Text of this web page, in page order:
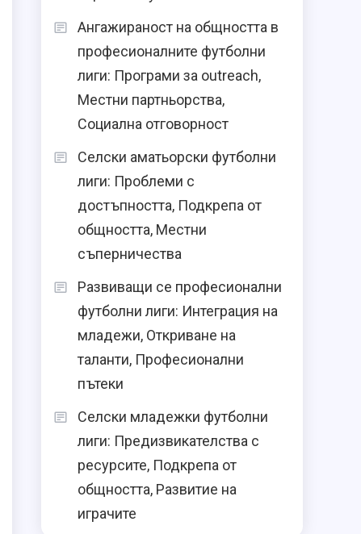
Ангажираност на общността в
професионалните футболни
лиги: Програми за outreach,
Местни партньорства,
Социална отговорност
Селски аматьорски футболни
лиги: Проблеми с
достъпността, Подкрепа от
общността, Местни
съперничества
Развиващи се професионални
футболни лиги: Интеграция на
младежи, Откриване на
таланти, Професионални
пътеки
Селски младежки футболни
лиги: Предизвикателства с
ресурсите, Подкрепа от
общността, Развитие на
играчите